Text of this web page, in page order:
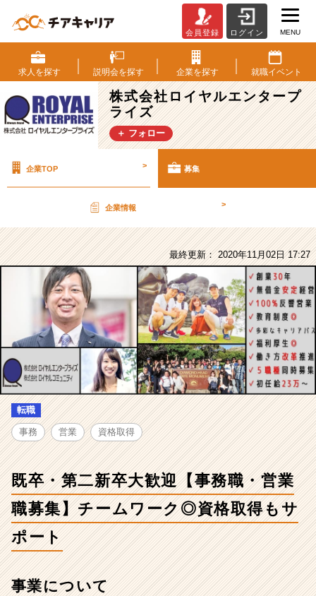
式
会
社
ロ
イ
ヤ
ル
タ
ー
ラ
求
人
-
既
卒・
第
新
卒
迎
【事
務
会員登録 ログイン MENU
求人を探す 説明会を探す 企業を探す 就職イベント
株式会社ロイヤルエンタープ
ライズ
＋ フォロー
企業TOP > 募集
企業情報 >
最終更新： 2020年11月02日 17:27
転職
事務 営業 資格取得
既卒・第二新卒大歓迎【事務職・営業
職募集】チームワーク◎資格取得もサ
ポート
事業について